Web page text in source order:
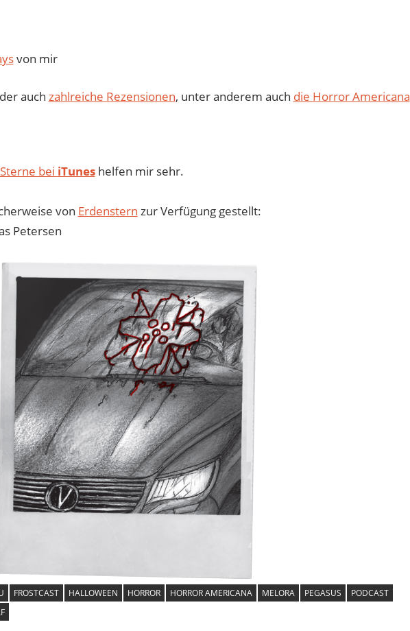
von mir
auch zahlreiche Rezensionen, unter anderem auch die Horror Americana
bei iTuneshelfen mir sehr.
von Erdenstern zur Verfügung gestellt:
Petersen
FROSTCAST HALLOWEEN HORROR HORROR AMERICANA MELORA PEGASUS
PODCAST